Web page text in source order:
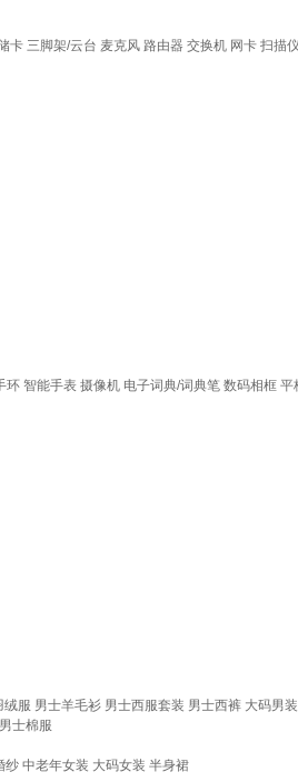
卡 三脚架/云台 麦克风 路由器 交换机 网卡 扫描仪
环 智能手表 摄像机 电子词典/词典笔 数码相框 平
绒服 男士羊毛衫 男士西服套装 男士西裤 大码男装
男士棉服
纱 中老年女装 大码女装 半身裙